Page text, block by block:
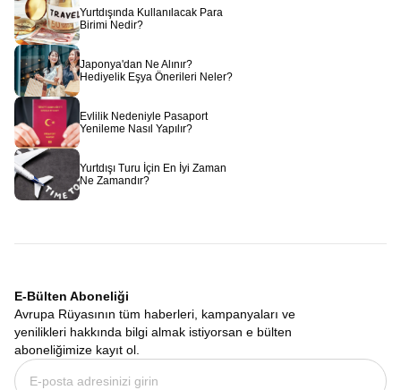
Yurtdışında Kullanılacak Para
Birimi Nedir?
Japonya'dan Ne Alınır?
Hediyelik Eşya Önerileri Neler?
Evlilik Nedeniyle Pasaport
Yenileme Nasıl Yapılır?
Yurtdışı Turu İçin En İyi Zaman
Ne Zamandır?
E-Bülten Aboneliği
Avrupa Rüyasının tüm haberleri, kampanyaları ve
yenilikleri hakkında bilgi almak istiyorsan e bülten
aboneliğimize kayıt ol.